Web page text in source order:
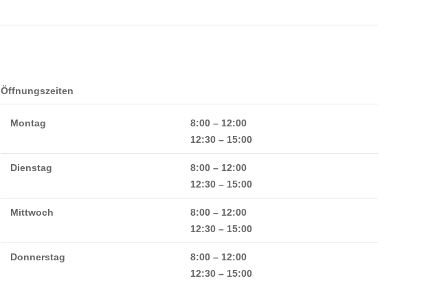
Öffnungszeiten
Montag
8:00 – 12:00
12:30 – 15:00
Dienstag
8:00 – 12:00
12:30 – 15:00
Mittwoch
8:00 – 12:00
12:30 – 15:00
Donnerstag
8:00 – 12:00
12:30 – 15:00